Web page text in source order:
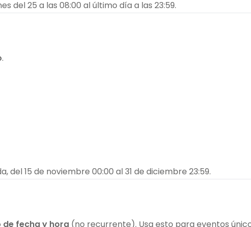
del 25 a las 08:00 al último día a las 23:59.
.
15 de noviembre 00:00 al 31 de diciembre 23:59.
fecha y hora (no recurrente). Usa esto para eventos